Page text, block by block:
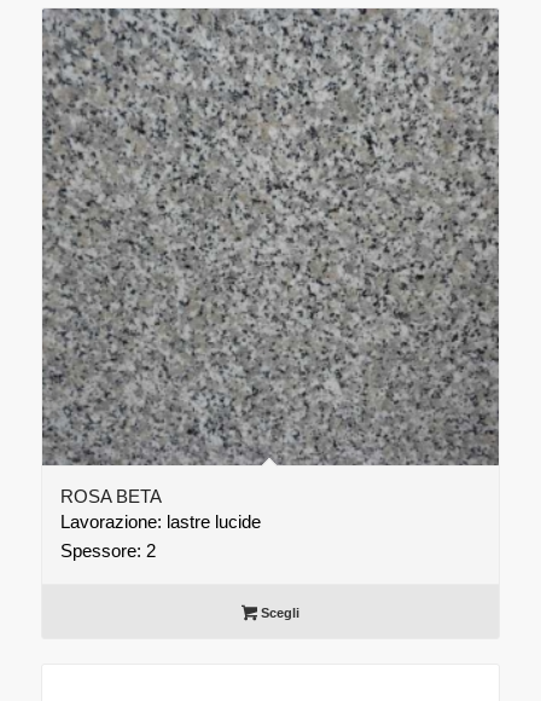
ROSA BETA
Lavorazione: lastre lucide
Spessore: 2
Scegli